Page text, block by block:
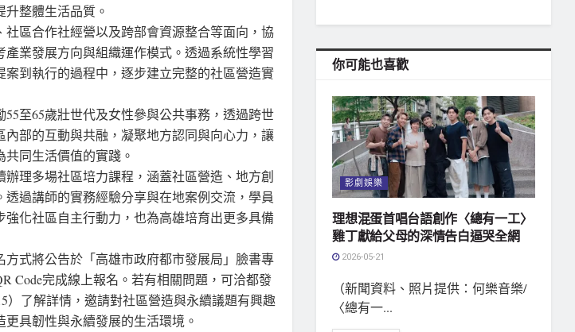
整體生活品質。
區合作社經營以及跨部會資源整合等面向，協
業發展方向與組織運作模式。透過系統性學習
到執行的過程中，逐步建立完整的社區營造實
至65歲壯世代及女性參與公共事務，透過跨世
部的互動與共融，凝聚地方認同與向心力，讓
同生活價值的實踐。
理多場社區培力課程，涵蓋社區營造、地方創
過講師的實務經驗分享與在地案例交流，學員
化社區自主行動力，也為高雄培育出更多具備
式將公告於「高雄市政府都市發展局」臉書專
Code完成線上報名。若有相關問題，可洽都發
）了解詳情，邀請對社區營造與永續議題有興趣
具韌性與永續發展的生活環境。
你可能也喜歡
影劇娛樂
理想混蛋首唱台語創作〈總有一工〉
雞丁獻給父母的深情告白逼哭全網
2026-05-21
（新聞資料、照片提供：何樂音樂/
〈總有一...